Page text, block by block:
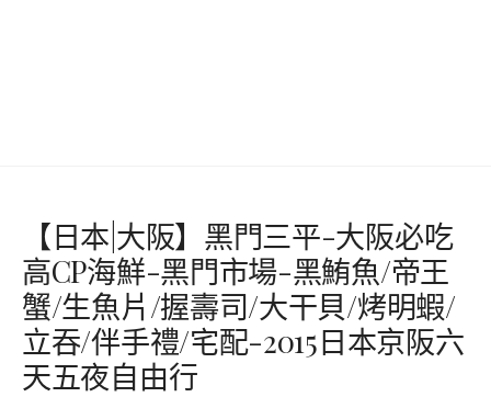
【日本|大阪】黑門三平-大阪必吃
高CP海鮮-黑門市場-黑鮪魚/帝王
蟹/生魚片/握壽司/大干貝/烤明蝦/
立吞/伴手禮/宅配-2015日本京阪六
天五夜自由行